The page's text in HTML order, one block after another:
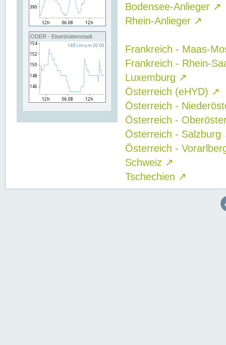
ODER - Eisenhüttenstadt
Bodensee-Anlieger ↗
Rhein-Anlieger ↗
Frankreich - Maas-
Frankreich - Rhein-
Luxemburg ↗
Österreich (eHYD) ↗
Österreich -
Österreich -
Österreich - Salzburg
Österreich -
Schweiz ↗
Tschechien ↗